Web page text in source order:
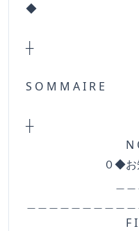
◆
┼
S O M M A I R E
┼
N O U V
０◆お知
F I L